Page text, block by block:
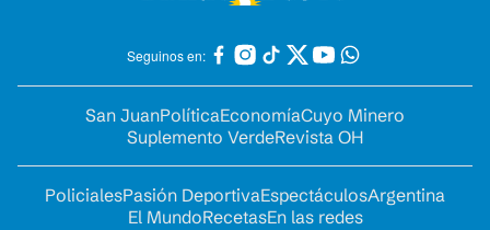
Seguinos en:
San JuanPolíticaEconomíaCuyo Minero
Suplemento VerdeRevista OH
PolicialesPasión DeportivaEspectáculosArgentina
El MundoRecetasEn las redes